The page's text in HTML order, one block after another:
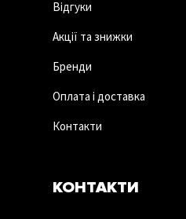
Відгуки
Акції та знижки
Бренди
Оплата і доставка
Контакти
КОНТАКТИ